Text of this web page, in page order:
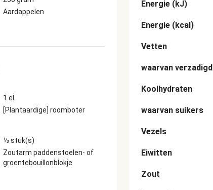
Aardappelen
1 el
[Plantaardige] roomboter
⅓ stuk(s)
Zoutarm paddenstoelen- of
groentebouillonblokje
Energie (kJ)
Energie (kcal)
Vetten
waarvan verzadigd
Koolhydraten
waarvan suikers
Vezels
Eiwitten
Zout